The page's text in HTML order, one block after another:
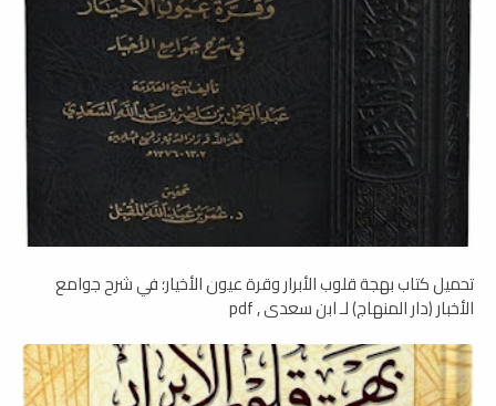
تحميل كتاب بهجة قلوب الأبرار وقرة عيون الأخيار؛ في شرح جوامع
الأخبار (دار المنهاج) لـ ابن سعدي , pdf